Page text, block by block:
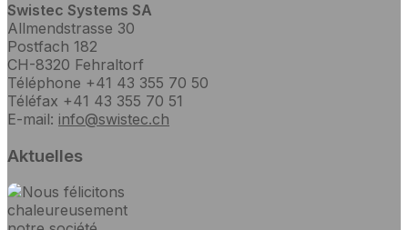
Swistec Systems SA
Allmendstrasse 30
Postfach 182
CH-8320 Fehraltorf
Téléphone +41 43 355 70 50
Téléfax +41 43 355 70 51
E-mail: info@swistec.ch
Aktuelles